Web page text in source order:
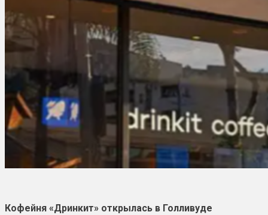
Кофейня «Дринкит» открылась в Голливуде